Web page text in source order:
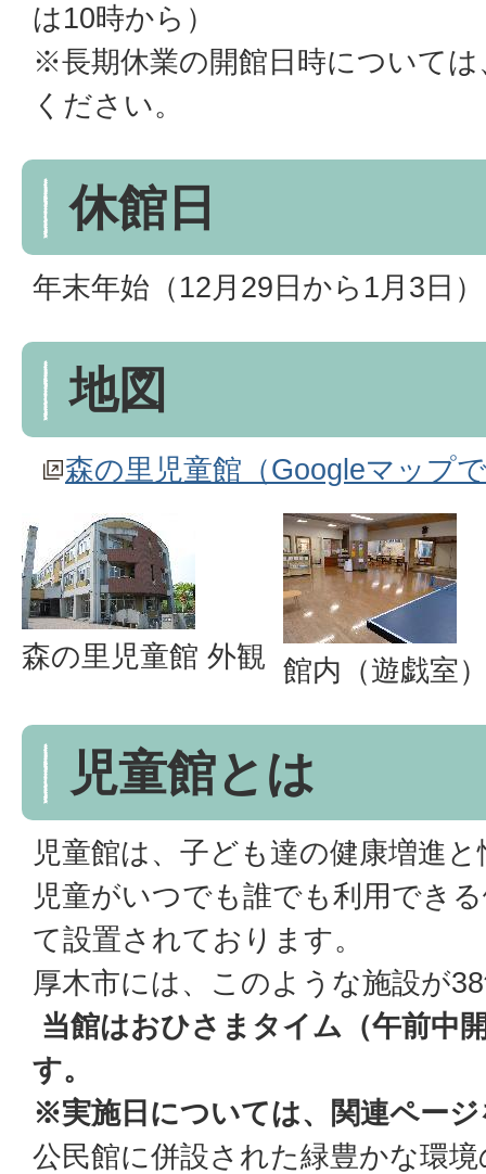
は10時から）
※長期休業の開館日時について
ください。
休館日
年末年始（12月29日から1月3日）
地図
森の里児童館（Googleマップ
森の里児童館 外観 館内（遊戯室
児童館とは
児童館は、子ども達の健康増進
児童がいつでも誰でも利用でき
て設置されております。
厚木市には、このような施設が
当館はおひさまタイム（午前中
す。
※実施日については、関連ペー
公民館に併設された緑豊かな環